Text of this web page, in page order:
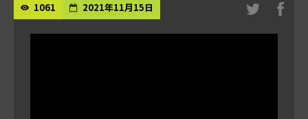
1061 2021年11月15日